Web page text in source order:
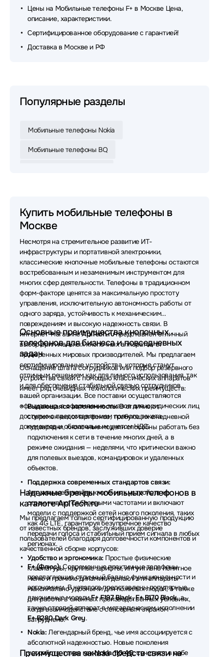
Цены на Мобильные телефоны F+ в Москве Цена,
описание, характеристики.
Сертифицированное оборудование с гарантией!
Доставка в Москве и РФ
Популярные разделы
Мобильные телефоны Nokia
Мобильные телефоны BQ
Мобильные телефоны TeXet
Мобильные телефоны OLMIO
Мобильные телефоны Fly
Купить мобильные телефоны в
Москве
Несмотря на стремительное развитие ИТ-
инфраструктуры и портативной электроники,
классические кнопочные мобильные телефоны остаются
востребованным и незаменимым инструментом для
многих сфер деятельности. Телефоны в традиционном
форм-факторе ценятся за максимальную простоту
управления, исключительную автономность работы от
одного заряда, устойчивость к механическим
повреждениям и высокую надежность связи. В
интернет-магазинеAplTech.ruпредставлен отличный
выбор оригинальных кнопочных аппаратов от
проверенных мировых производителей. Мы предлагаем
сертифицированные устройства, которые станут
отличным решением как для личного использования, так
и для обеспечения стабильной связью сотрудников
вашей организации. Все поставки осуществляются
официально, а оформление заказов для юридических лиц
доступно с предоставлением полного пакета
документов и обязательным учетом НДС.
Основные преимущества кнопочных
телефонов для бизнеса и повседневных
задач
Оснащение штата сотрудников или подбор резервного
устройства связи с помощью классических аппаратов
имеет ряд очевидных технологических преимуществ:
Выдающаяся автономность:В отличие от
современных смартфонов, требующих ежедневной
подзарядки, кнопочные модели способны работать без
подключения к сети в течение многих дней, а в
режиме ожидания — неделями, что критически важно
для полевых выездов, командировок и удаленных
объектов.
Поддержка современных стандартов связи:
Актуальные линейки кнопочных устройств не
ограничиваются базовыми частотами и включают
модели с поддержкой сетей нового поколения, таких
как 4G LTE, гарантируя безупречное качество
передачи голоса и стабильный прием сигнала в любых
регионах.
Удобство и эргономика: Простые физические
клавиатуры, крупные шрифты, интуитивно понятное
меню и громкие динамики делают эти аппараты
максимально удобными для пожилых людей, а также
для работы в сложных производственных условиях,
когда взаимодействие с сенсорным экраном
затруднено.
Надежные бренды мобильных телефонов в
каталоге AplTech.ru
Мы предлагаем только сертифицированную продукцию
от известных брендов, заслуживших доверие
пользователей благодаря долговечности компонентов и
качественной сборке корпусов:
F+ (Флюс):Современные практичные телефоны,
предлагающие отличный баланс функциональности и
эргономики. В каталоге представлены популярные
лаконичные моделиF+ F197 Black, F+ B170 Black, а
также строгий аппарат в металлическом исполнении
F+ B280 Dark Grey.
Nokia: Легендарный бренд, чье имя ассоциируется с
абсолютной надежностью. Новые поколения
устройств, такие какNokia 110 4G, сочетают в себе
Преимущества заказа средств связи на